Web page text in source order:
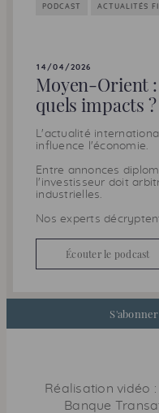
PODCAST ACTUALITÉS
14/04/2026
Moyen-Orient :
quels impacts ?
L'actualité
influence l'économie.
Entre annonces
l'investisseur doit
industrielles.
Nos experts
Écouter le podcast
Réalisation vidéo
Banque